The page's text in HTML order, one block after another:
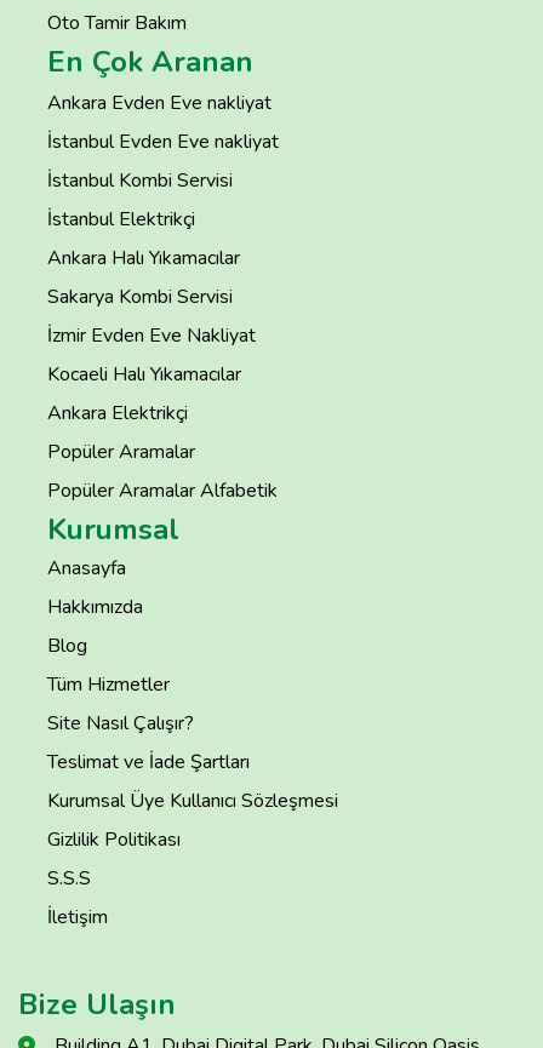
Oto Tamir Bakım
En Çok Aranan
Ankara Evden Eve nakliyat
İstanbul Evden Eve nakliyat
İstanbul Kombi Servisi
İstanbul Elektrikçi
Ankara Halı Yıkamacılar
Sakarya Kombi Servisi
İzmir Evden Eve Nakliyat
Kocaeli Halı Yıkamacılar
Ankara Elektrikçi
Popüler Aramalar
Popüler Aramalar Alfabetik
Kurumsal
Anasayfa
Hakkımızda
Blog
Tüm Hizmetler
Site Nasıl Çalışır?
Teslimat ve İade Şartları
Kurumsal Üye Kullanıcı Sözleşmesi
Gizlilik Politikası
S.S.S
İletişim
Bize Ulaşın